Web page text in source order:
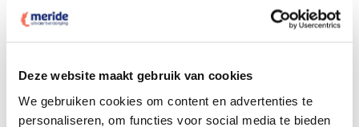
Deze website maakt gebruik van cookies
We gebruiken cookies om content en advertenties te
personaliseren, om functies voor social media te bieden
Die Asche kann (z.B. in einer Urne) mitgenommen
werden und man kann auch die Aufbewahrung im
hierfür Kosten entstehen.